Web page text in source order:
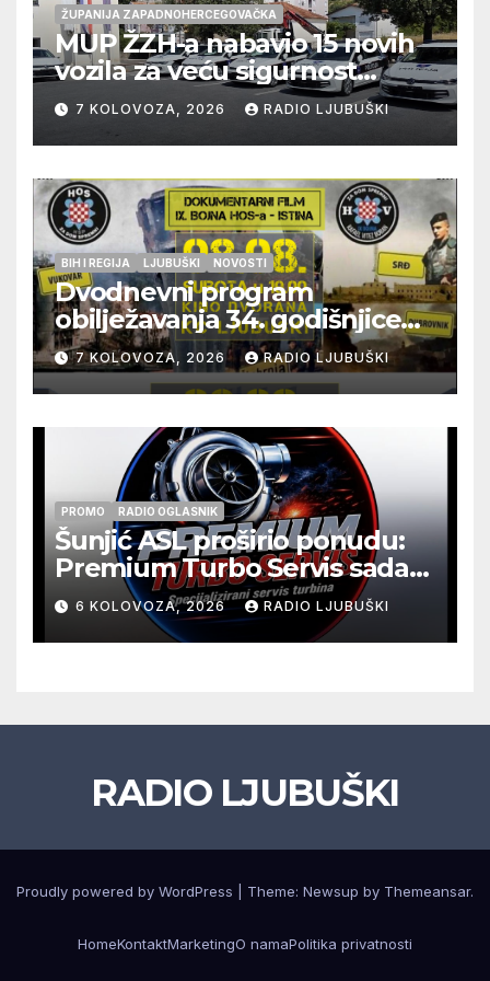
ŽUPANIJA ZAPADNOHERCEGOVAČKA
MUP ŽZH-a nabavio 15 novih
vozila za veću sigurnost
građana i učinkovitiji rad
policije
7 KOLOVOZA, 2026 RADIO LJUBUŠKI
BIH I REGIJA LJUBUŠKI NOVOSTI
Dvodnevni program
obilježavanja 34. godišnjice
pogibije generala Blaža
Kraljevića i osmorice
pripadnika HOS-a
7 KOLOVOZA, 2026 RADIO LJUBUŠKI
PROMO RADIO OGLASNIK
Šunjić ASL proširio ponudu:
Premium Turbo Servis sada
na jednoj adresi u Ljubuškom
6 KOLOVOZA, 2026 RADIO LJUBUŠKI
RADIO LJUBUŠKI
Proudly powered by WordPress Theme: Newsup by Themeansar.
HomeKontaktMarketingO namaPolitika privatnosti